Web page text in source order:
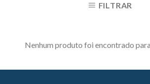
FILTRAR
Nenhum produto foi encontrado para